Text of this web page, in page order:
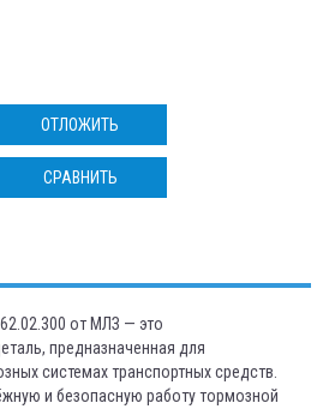
ОТЛОЖИТЬ
СРАВНИТЬ
от МЛЗ — это
предназначенная для
системах транспортных средств.
и безопасную работу тормозной